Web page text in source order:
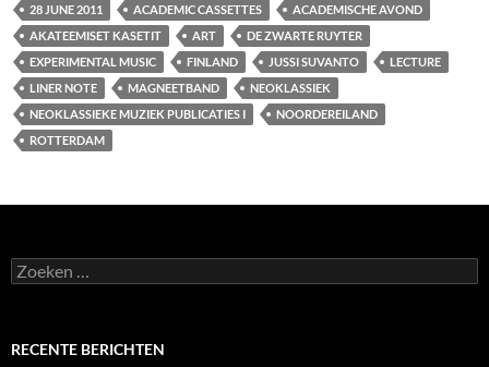
28 JUNE 2011 ACADEMIC CASSETTES
ACADEMISCHE AVOND
AKATEEMISET KASETIT
ART
DE ZWARTE RUYTER
EXPERIMENTAL MUSIC
FINLAND JUSSI SUVANTO
LECTURE
LINER NOTE
MAGNEETBAND
NEOKLASSIEK
NEOKLASSIEKE MUZIEK PUBLICATIES I
NOORDEREILAND
ROTTERDAM
Zoeken
naar:
RECENTE BERICHTEN